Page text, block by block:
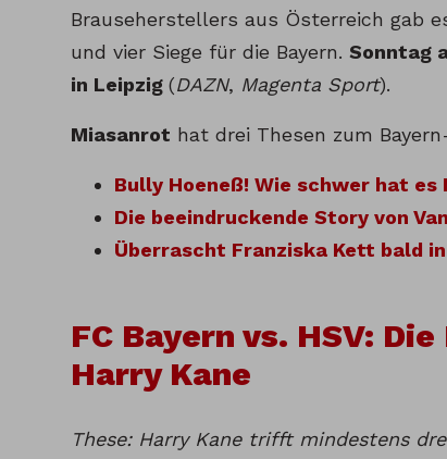
Brauseherstellers aus Österreich gab
und vier Siege für die Bayern. Sonntag
in Leipzig (DAZN, Magenta Sport).
Miasanrot hat drei Thesen zum
Bully Hoeneß! Wie schwer hat
Die beeindruckende Story von
Überrascht Franziska Kett bald
FC Bayern vs. HSV:
Harry Kane
These: Harry Kane trifft mindestens